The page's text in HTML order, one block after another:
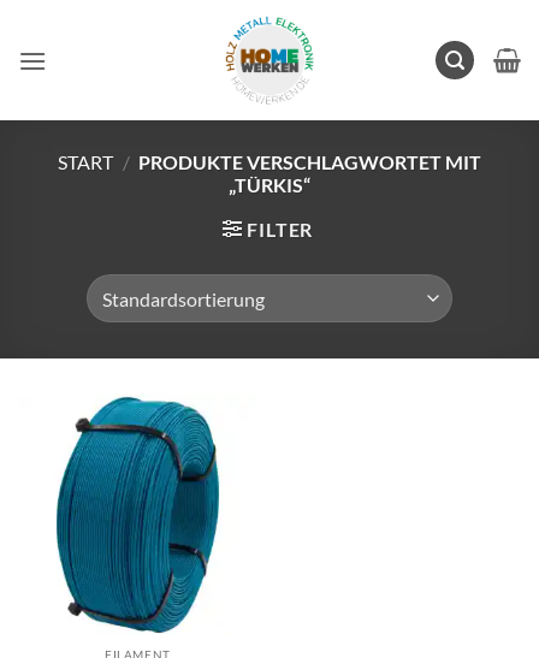
springen
START / PRODUKTE VERSCHLAGWORTET MIT
„TÜRKIS“
FILTER
FILAMENT